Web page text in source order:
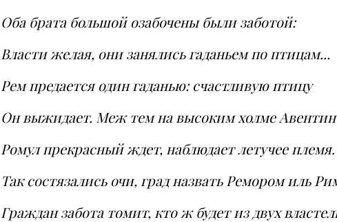
Оба брата большой озабочены были заботой:
Власти желая, они занялись гаданьем по птицам...
Рем предается один гаданью: счастливую птицу
Он выжидает. Меж тем на высоким холме
Ромул прекрасный ждет, наблюдает летучее племя.
Так состязались очи, град назвать Ремором иль
Граждан забота томит, кто ж будет из двух